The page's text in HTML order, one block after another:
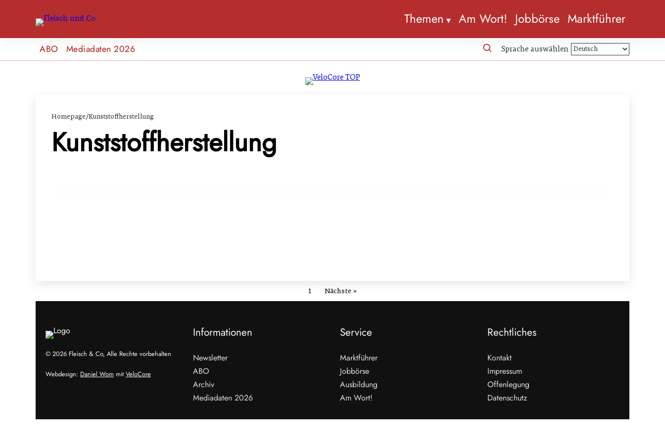
Themen Am Wort! Jobbörse Marktführer
ABO Mediadaten 2026 Sprache auswählen
Homepage/Kunststoffherstellung
Kunststoffherstellung
1 Nächste »
© 2026 Fleisch & Co, Alle Rechte vorbehalten
Webdesign: Daniel Wom mit VeloCore
Informationen
Newsletter
ABO
Archiv
Mediadaten 2026
Service
Marktführer
Jobbörse
Ausbildung
Am Wort!
Rechtliches
Kontakt
Impressum
Offenlegung
Datenschutz